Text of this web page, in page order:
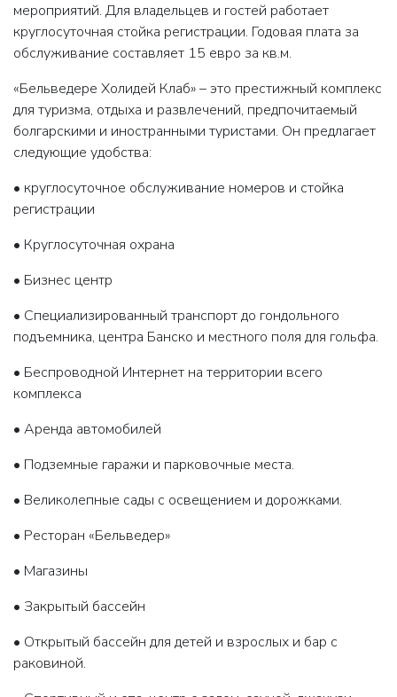
мероприятий. Для владельцев и гостей работает
круглосуточная стойка регистрации. Годовая плата за
обслуживание составляет 15 евро за кв.м.
«Бельведере Холидей Клаб» – это престижный комплекс
для туризма, отдыха и развлечений, предпочитаемый
болгарскими и иностранными туристами. Он предлагает
следующие удобства:
• круглосуточное обслуживание номеров и стойка
регистрации
• Круглосуточная охрана
• Бизнес центр
• Специализированный транспорт до гондольного
подъемника, центра Банско и местного поля для гольфа.
• Беспроводной Интернет на территории всего
комплекса
• Аренда автомобилей
• Подземные гаражи и парковочные места.
• Великолепные сады с освещением и дорожками.
• Ресторан «Бельведер»
• Магазины
• Закрытый бассейн
• Открытый бассейн для детей и взрослых и бар с
раковиной.